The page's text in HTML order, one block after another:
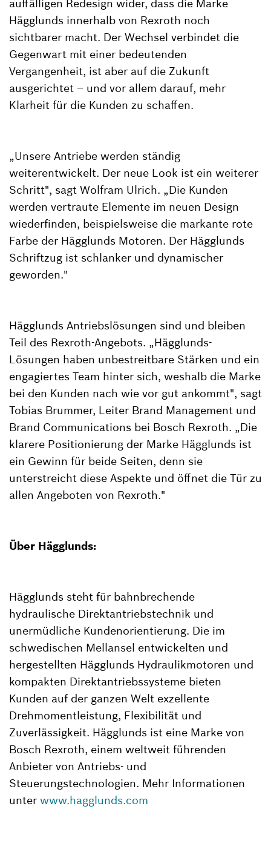
auffälligen Redesign wider, dass die Marke
Hägglunds innerhalb von Rexroth noch
sichtbarer macht. Der Wechsel verbindet die
Gegenwart mit einer bedeutenden
Vergangenheit, ist aber auf die Zukunft
ausgerichtet – und vor allem darauf, mehr
Klarheit für die Kunden zu schaffen.
„Unsere Antriebe werden ständig
weiterentwickelt. Der neue Look ist ein weiterer
Schritt", sagt Wolfram Ulrich. „Die Kunden
werden vertraute Elemente im neuen Design
wiederfinden, beispielsweise die markante rote
Farbe der Hägglunds Motoren. Der Hägglunds
Schriftzug ist schlanker und dynamischer
geworden."
Hägglunds Antriebslösungen sind und bleiben
Teil des Rexroth-Angebots. „Hägglunds-
Lösungen haben unbestreitbare Stärken und ein
engagiertes Team hinter sich, weshalb die Marke
bei den Kunden nach wie vor gut ankommt", sagt
Tobias Brummer, Leiter Brand Management und
Brand Communications bei Bosch Rexroth. „Die
klarere Positionierung der Marke Hägglunds ist
ein Gewinn für beide Seiten, denn sie
unterstreicht diese Aspekte und öffnet die Tür zu
allen Angeboten von Rexroth."
Über Hägglunds:
Hägglunds steht für bahnbrechende
hydraulische Direktantriebstechnik und
unermüdliche Kundenorientierung. Die im
schwedischen Mellansel entwickelten und
hergestellten Hägglunds Hydraulikmotoren und
kompakten Direktantriebssysteme bieten
Kunden auf der ganzen Welt exzellente
Drehmomentleistung, Flexibilität und
Zuverlässigkeit. Hägglunds ist eine Marke von
Bosch Rexroth, einem weltweit führenden
Anbieter von Antriebs- und
Steuerungstechnologien. Mehr Informationen
unter www.hagglunds.com